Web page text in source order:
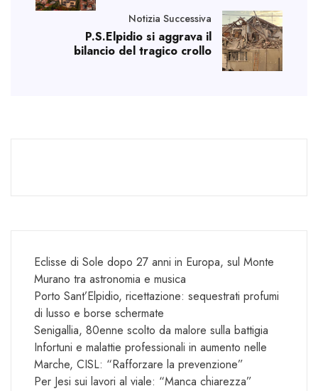
Notizia Successiva
P.S.Elpidio si aggrava il
bilancio del tragico crollo
Eclisse di Sole dopo 27 anni in Europa, sul Monte
Murano tra astronomia e musica
Porto Sant’Elpidio, ricettazione: sequestrati profumi
di lusso e borse schermate
Senigallia, 80enne scolto da malore sulla battigia
Infortuni e malattie professionali in aumento nelle
Marche, CISL: “Rafforzare la prevenzione”
Per Jesi sui lavori al viale: “Manca chiarezza”